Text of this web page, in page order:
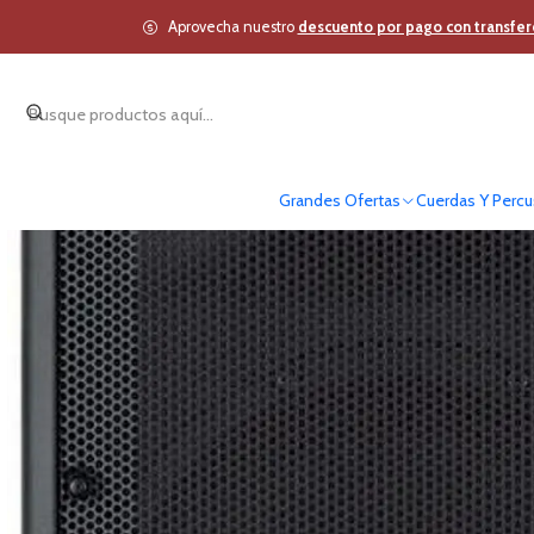
Grandes Ofertas Cuerdas Y
Aprovecha nuestro descuento por pago con
Inicio